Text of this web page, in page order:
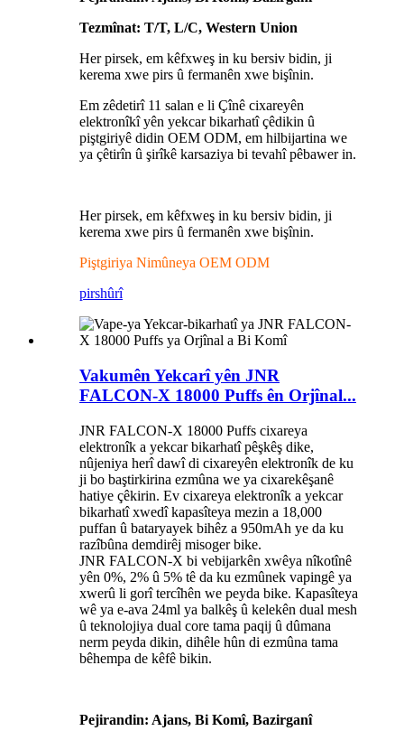
Tezmînat: T/T, L/C, Western Union
Her pirsek, em kêfxweş in ku bersiv bidin, ji
kerema xwe pirs û fermanên xwe bişînin.
Em zêdetirî 11 salan e li Çînê cixareyên
elektronîkî yên yekcar bikarhatî çêdikin û
piştgiriyê didin OEM ODM, em hilbijartina we
ya çêtirîn û şirîkê karsaziya bi tevahî pêbawer in.
Her pirsek, em kêfxweş in ku bersiv bidin, ji
kerema xwe pirs û fermanên xwe bişînin.
Piştgiriya Nimûneya OEM ODM
pirshûrî
Vakumên Yekcarî yên JNR
FALCON-X 18000 Puffs ên Orjînal...
JNR FALCON-X 18000 Puffs cixareya
elektronîk a yekcar bikarhatî pêşkêş dike,
nûjeniya herî dawî di cixareyên elektronîk de ku
ji bo baştirkirina ezmûna we ya cixarekêşanê
hatiye çêkirin. Ev cixareya elektronîk a yekcar
bikarhatî xwedî kapasîteya mezin a 18,000
puffan û bataryayek bihêz a 950mAh ye da ku
razîbûna demdirêj misoger bike.
JNR FALCON-X bi vebijarkên xwêya nîkotînê
yên 0%, 2% û 5% tê da ku ezmûnek vapingê ya
xwerû li gorî tercîhên we peyda bike. Kapasîteya
wê ya e-ava 24ml ya balkêş û kelekên dual mesh
û teknolojiya dual core tama paqij û dûmana
nerm peyda dikin, dihêle hûn di ezmûna tama
bêhempa de kêfê bikin.
Pejirandin: Ajans, Bi Komî, Bazirganî